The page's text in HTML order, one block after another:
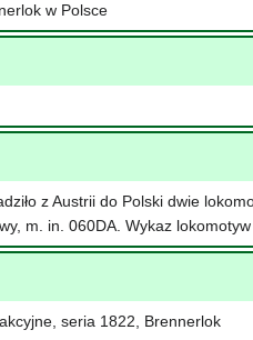
w Polsce
z Austrii do Polski dwie
m. in. 060DA. Wykaz
seria 1822, Brennerlok